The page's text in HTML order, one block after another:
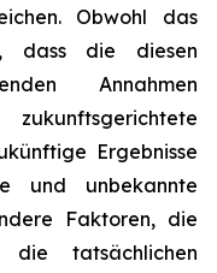
Obwohl das
dass die diesen
Annahmen
Ergebnisse
und unbekannte
Faktoren, die
tatsächlichen